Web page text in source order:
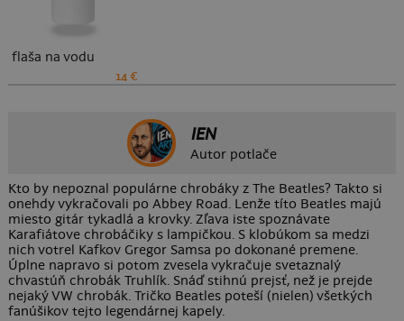
flaša na vodu
14 €
IEN
Autor potlače
Kto by nepoznal populárne chrobáky z The Beatles? Takto si
onehdy vykračovali po Abbey Road. Lenže títo Beatles majú
miesto gitár tykadlá a krovky. Zľava iste spoznávate
Karafiátove chrobáčiky s lampičkou. S klobúkom sa medzi
nich votrel Kafkov Gregor Samsa po dokonané premene.
Úplne napravo si potom zvesela vykračuje svetaznalý
chvastúň chrobák Truhlík. Snáď stihnú prejsť, než je prejde
nejaký VW chrobák. Tričko Beatles poteší (nielen) všetkých
fanúšikov tejto legendárnej kapely.